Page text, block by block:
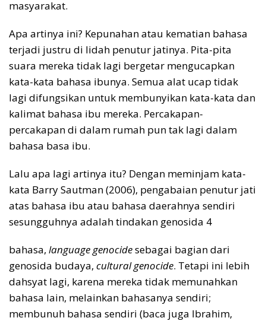
masyarakat.
Apa artinya ini? Kepunahan atau kematian bahasa
terjadi justru di lidah penutur jatinya. Pita-pita
suara mereka tidak lagi bergetar mengucapkan
kata-kata bahasa ibunya. Semua alat ucap tidak
lagi difungsikan untuk membunyikan kata-kata dan
kalimat bahasa ibu mereka. Percakapan-
percakapan di dalam rumah pun tak lagi dalam
bahasa basa ibu.
Lalu apa lagi artinya itu? Dengan meminjam kata-
kata Barry Sautman (2006), pengabaian penutur jati
atas bahasa ibu atau bahasa daerahnya sendiri
sesungguhnya adalah tindakan genosida 4
bahasa, language genocidesebagai bagian dari
genosida budaya, cultural genocide. Tetapi ini lebih
dahsyat lagi, karena mereka tidak memunahkan
bahasa lain, melainkan bahasanya sendiri;
membunuh bahasa sendiri (baca juga Ibrahim,